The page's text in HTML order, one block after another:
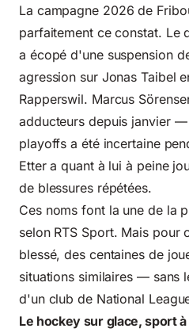
La campagne 2026 de
parfaitement ce constat. Le
a écopé d'une suspension
agression sur Jonas Taibel
Rapperswil. Marcus
adducteurs depuis janvier —
playoffs a été incertaine
Etter a quant à lui à peine
de blessures répétées.
Ces noms font la une de la
selon RTS Sport. Mais pour
blessé, des centaines de
situations similaires — sans
d'un club de National
Le hockey sur glace, sport